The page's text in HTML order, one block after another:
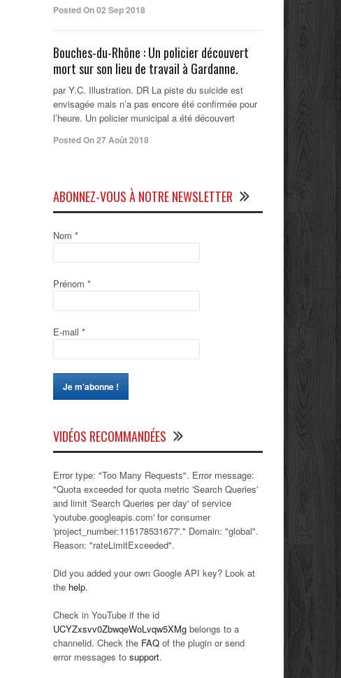
Posted On 02 Sep 2018
Bouches-du-Rhône : Un policier découvert
mort sur son lieu de travail à Gardanne.
par Y.C. Illustration. DR La piste du suicide est
envisagée mais n’a pas encore été confirmée pour
l’heure. Un policier municipal a été découvert
Posted On 27 Août 2018
ABONNEZ-VOUS À NOTRE NEWSLETTER
Nom *
Prénom *
E-mail *
VIDÉOS RECOMMANDÉES
Error type: "Too Many Requests". Error message:
"Quota exceeded for quota metric 'Search Queries'
and limit 'Search Queries per day' of service
'youtube.googleapis.com' for consumer
'project_number:115178531677'." Domain: "global".
Reason: "rateLimitExceeded".
Did you added your own Google API key? Look at
the help.
Check in YouTube if the id
UCYZxsvv0ZbwqeWoLvqw5XMg belongs to a
channelid. Check the FAQ of the plugin or send
error messages to support.